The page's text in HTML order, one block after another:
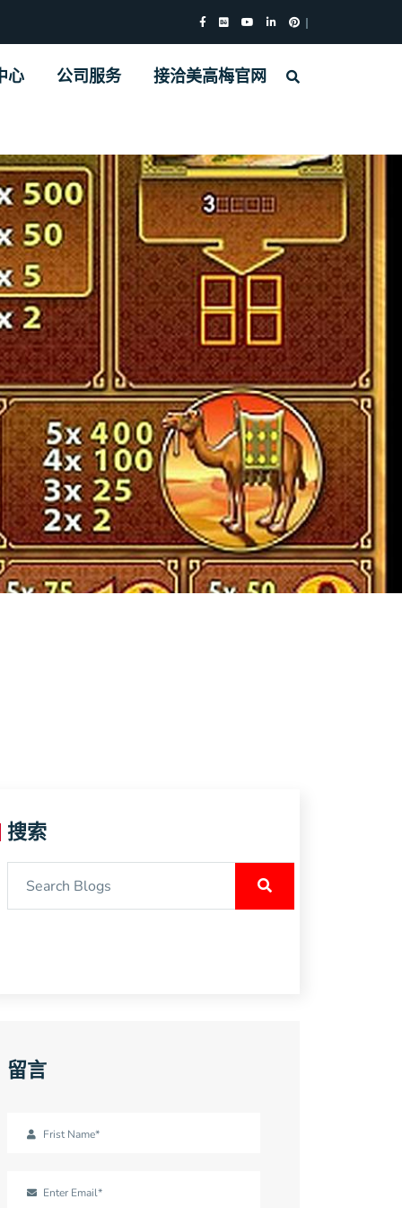
心 公司服务 接洽美高梅官网
搜索
留言